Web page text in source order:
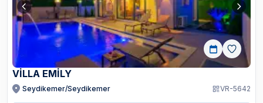
VİLLA EMİLY
Seydikemer/Seydikemer VR-5642